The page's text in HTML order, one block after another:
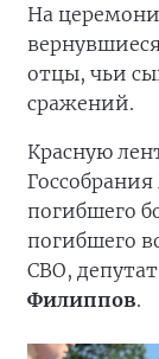
На
отцы, чьи
сражений.
Красную
погибшего
погибшего
СВО,
Филиппов.